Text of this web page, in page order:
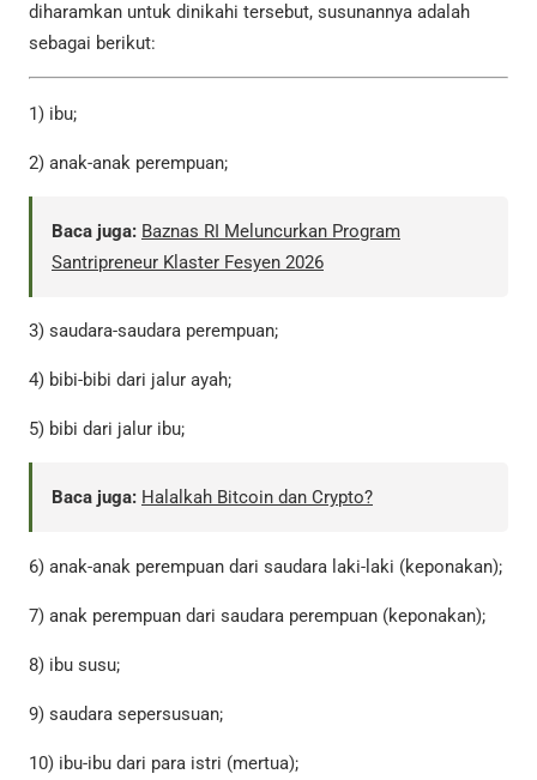
diharamkan untuk dinikahi tersebut, susunannya adalah
sebagai berikut:
1) ibu;
2) anak-anak perempuan;
Baca juga: Baznas RI Meluncurkan Program
Santripreneur Klaster Fesyen 2026
3) saudara-saudara perempuan;
4) bibi-bibi dari jalur ayah;
5) bibi dari jalur ibu;
Baca juga: Halalkah Bitcoin dan Crypto?
6) anak-anak perempuan dari saudara laki-laki (keponakan);
7) anak perempuan dari saudara perempuan (keponakan);
8) ibu susu;
9) saudara sepersusuan;
10) ibu-ibu dari para istri (mertua);